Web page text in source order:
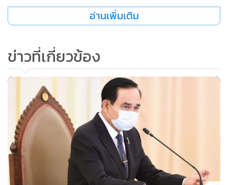
•
•
จีน
• ชุมชน-คุณภาพชีวิต
•
Motoring
เกม
วิทยาศาสตร์
• SMEs
• หุ้น
• อินโดจีน
อ่านเพิ่มเติม
ข่าวที่เกี่ยวข้อง